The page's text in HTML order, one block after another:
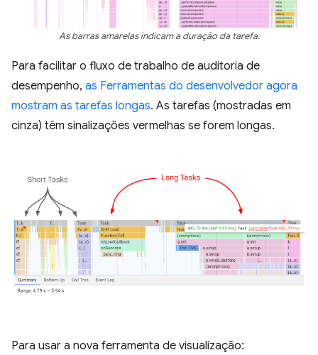
As barras amarelas indicam a duração da tarefa.
Para facilitar o fluxo de trabalho de auditoria de
desempenho, as Ferramentas do desenvolvedor agora
mostram as tarefas longas. As tarefas (mostradas em
cinza) têm sinalizações vermelhas se forem longas.
Para usar a nova ferramenta de visualização: